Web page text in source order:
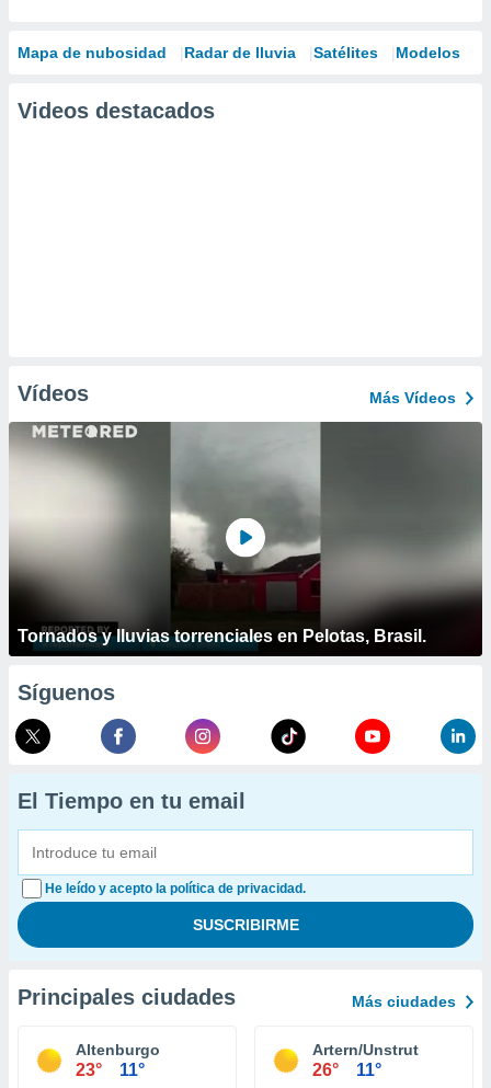
Mapa de nubosidad Radar de lluvia Satélites Modelos
Videos destacados
Vídeos Más Vídeos
Tornados y lluvias torrenciales en Pelotas, Brasil.
Síguenos
El Tiempo en tu email
He leído y acepto la política de privacidad.
Principales ciudades Más ciudades
Altenburgo
23° 11°
Artern/Unstrut
26° 11°